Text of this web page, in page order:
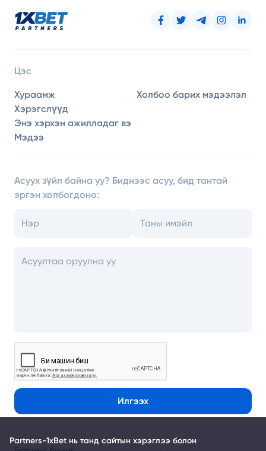
Partners-1xBet нь танд сайтын хэрэглээ болон
Цэс
Хураамж
Хэрэгслүүд
Энэ хэрхэн ажилладаг вэ
Мэдээ
Холбоо барих мэдээлэл
Асуух зүйл байна уу? Биднээс асуу, бид тантай
эргэн холбогдоно:
Илгээх